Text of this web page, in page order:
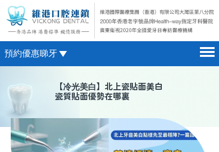
預約優惠睇牙
醫院簡介 hospital introduction
醫生介紹 doctor introduction
醫療新聞 medical news
微信預約
WhatsApp預約
【冷光美白】北上瓷貼面美白
瓷質貼面優勢在哪裏